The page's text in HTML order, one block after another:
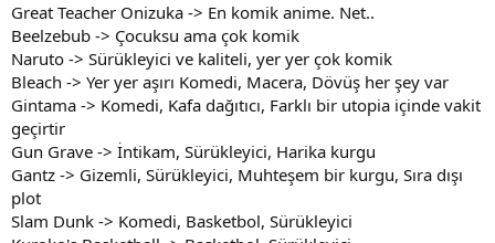
Great Teacher Onizuka -> En komik anime. Net..
Beelzebub -> Çocuksu ama çok komik
Naruto -> Sürükleyici ve kaliteli, yer yer çok komik
Bleach -> Yer yer aşırı Komedi, Macera, Dövüş her şey var
Gintama -> Komedi, Kafa dağıtıcı, Farklı bir utopia içinde vakit
geçirtir
Gun Grave -> İntikam, Sürükleyici, Harika kurgu
Gantz -> Gizemli, Sürükleyici, Muhteşem bir kurgu, Sıra dışı
plot
Slam Dunk -> Komedi, Basketbol, Sürükleyici